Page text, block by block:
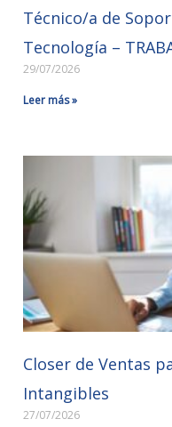
Técnico/a de
Tecnología –
29/07/2026
Leer más »
Closer de Ventas
Intangibles
27/07/2026